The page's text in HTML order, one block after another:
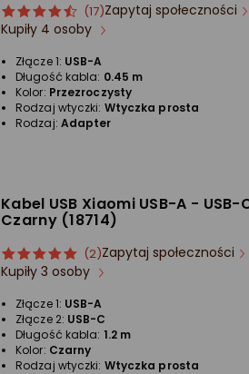
ocena
produktu
gwiazdki
Ocena
produktu
(17)Zapytaj społeczności
Kupiły 4 osoby
Złącze 1: USB-A
Długość kabla: 0.45 m
Kolor: Przezroczysty
Rodzaj wtyczki: Wtyczka prosta
Rodzaj: Adapter
Kabel USB Xiaomi USB-A - USB-
Czarny (18714)
ocena
produktu
gwiazdki
Ocena
produktu
(2)Zapytaj społeczności
Kupiły 3 osoby
Złącze 1: USB-A
Złącze 2: USB-C
Długość kabla: 1.2 m
Kolor: Czarny
Rodzaj wtyczki: Wtyczka prosta